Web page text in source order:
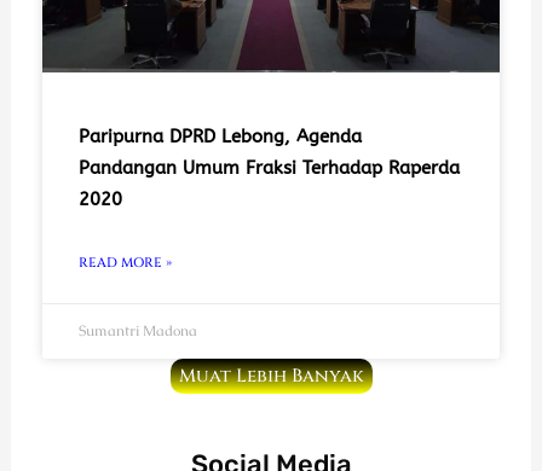
Paripurna DPRD Lebong, Agenda
Pandangan Umum Fraksi Terhadap Raperda
2020
READ MORE »
Sumantri Madona
Muat Lebih Banyak
Social Media